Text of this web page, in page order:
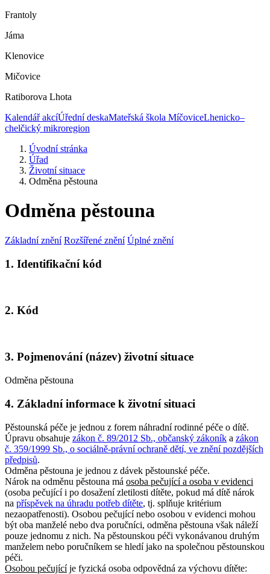
Frantoly
Jáma
Klenovice
Mičovice
Ratiborova Lhota
Kalendář akcíÚřední deskaMateřská škola MíčoviceLhenicko–
chelčický mikroregion
Úvodní stránka
Úřad
Životní situace
Odměna pěstouna
Odměna pěstouna
Základní znění Rozšířené znění Úplné znění
1. Identifikační kód
2. Kód
3. Pojmenování (název) životní situace
Odměna pěstouna
4. Základní informace k životní situaci
Pěstounská péče je jednou z forem náhradní rodinné péče o dítě.
Úpravu obsahuje zákon č. 89/2012 Sb., občanský zákoník a zákon
č. 359/1999 Sb., o sociálně-právní ochraně dětí, ve znění pozdějších
předpisů.
Odměna pěstouna je jednou z dávek pěstounské péče.
Nárok na odměnu pěstouna má osoba pečující a osoba v evidenci
(osoba pečující i po dosažení zletilosti dítěte, pokud má dítě nárok
na příspěvek na úhradu potřeb dítěte, tj. splňuje kritérium
nezaopatřenosti). Osobou pečující nebo osobou v evidenci mohou
být oba manželé nebo dva poručníci, odměna pěstouna však náleží
pouze jednomu z nich. Na pěstounskou péči vykonávanou druhým
manželem nebo poručníkem se hledí jako na společnou pěstounskou
péči.
Osobou pečujícíje fyzická osoba odpovědná za výchovu dítěte: